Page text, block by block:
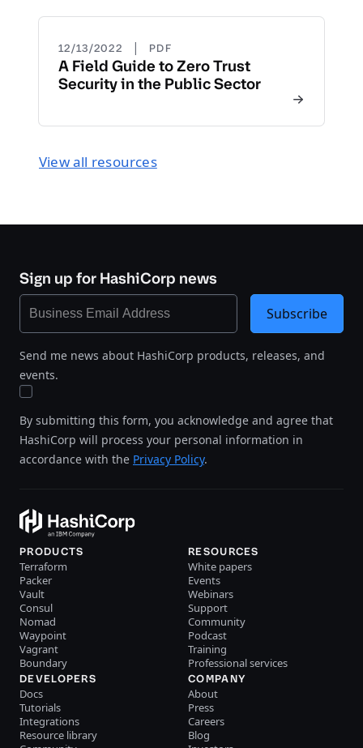
12/13/2022 | PDF
A Field Guide to Zero Trust
Security in the Public Sector
View all resources
Sign up for HashiCorp news
Send me news about HashiCorp products, releases, and
events.
By submitting this form, you acknowledge and agree that
HashiCorp will process your personal information in
accordance with the Privacy Policy.
Subscribe
PRODUCTS
Terraform
Packer
Vault
Consul
Nomad
Waypoint
Vagrant
Boundary
RESOURCES
White papers
Events
Webinars
Support
Community
Podcast
Training
Professional services
DEVELOPERS
Docs
Tutorials
Integrations
Resource library
COMPANY
About
Press
Careers
Blog